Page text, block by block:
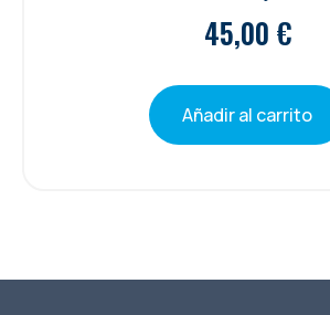
45,00 €
Añadir al carrito